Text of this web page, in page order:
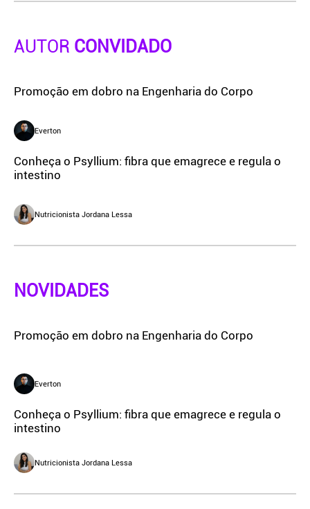
AUTOR CONVIDADO
Promoção em dobro na Engenharia do Corpo
Everton
Conheça o Psyllium: fibra que emagrece e regula o
intestino
Nutricionista Jordana Lessa
NOVIDADES
Promoção em dobro na Engenharia do Corpo
Everton
Conheça o Psyllium: fibra que emagrece e regula o
intestino
Nutricionista Jordana Lessa